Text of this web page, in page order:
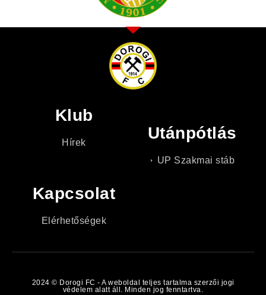
Klub
Hírek
Utánpótlás
UP Szakmai stáb
Kapcsolat
Elérhetőségek
2024 © Dorogi FC - A weboldal teljes tartalma szerzői jogi
védelem alatt áll. Minden jog fenntartva.